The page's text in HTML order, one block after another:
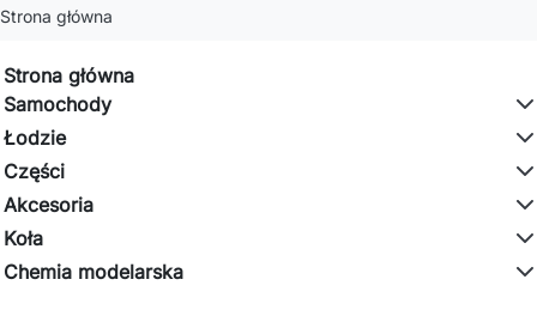
Strona główna
Strona główna
Samochody
Łodzie
Części
Akcesoria
Koła
Chemia modelarska